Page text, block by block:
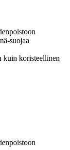
suojaa
koristeellinen